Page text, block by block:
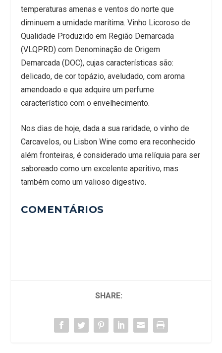
temperaturas amenas e ventos do norte que
diminuem a umidade marítima. Vinho Licoroso de
Qualidade Produzido em Região Demarcada
(VLQPRD) com Denominação de Origem
Demarcada (DOC), cujas características são:
delicado, de cor topázio, aveludado, com aroma
amendoado e que adquire um perfume
característico com o envelhecimento.
Nos dias de hoje, dada a sua raridade, o vinho de
Carcavelos, ou Lisbon Wine como era reconhecido
além fronteiras, é considerado uma relíquia para ser
saboreado como um excelente aperitivo, mas
também como um valioso digestivo.
COMENTÁRIOS
SHARE: